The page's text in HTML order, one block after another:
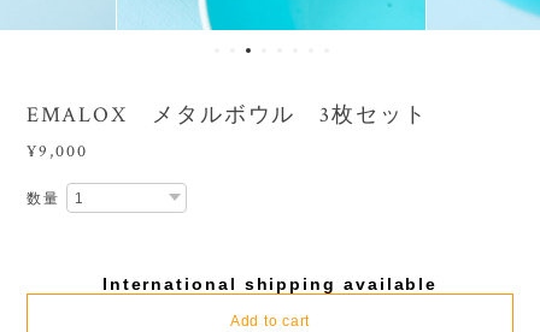
EMALOX メタルボウル 3枚セット
¥9,000
数量
International shipping available
Add to cart